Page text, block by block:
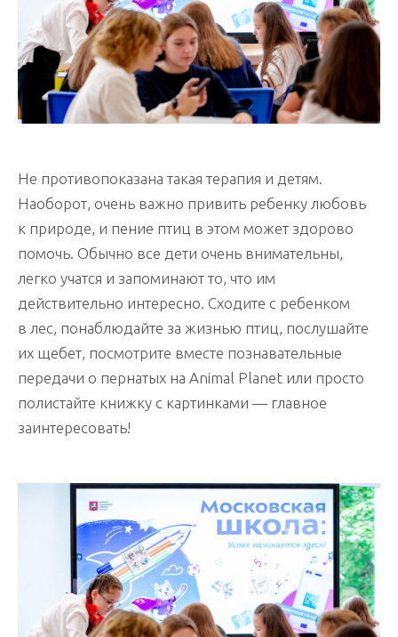
Не противопоказана такая терапия и детям.
Наоборот, очень важно привить ребенку любовь
к природе, и пение птиц в этом может здорово
помочь. Обычно все дети очень внимательны,
легко учатся и запоминают то, что им
действительно интересно. Сходите с ребенком
в лес, понаблюдайте за жизнью птиц, послушайте
их щебет, посмотрите вместе познавательные
передачи о пернатых на Animal Planet или просто
полистайте книжку с картинками — главное
заинтересовать!